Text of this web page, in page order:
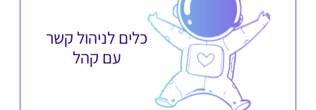
כלים לניהול קשר
עם קהל